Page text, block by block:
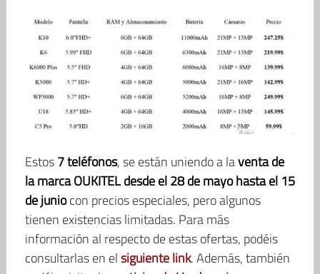
Estos7 teléfonos, se están uniendo a laventa de
la marca OUKITELdesde el 28 de mayo hasta el 15
de juniocon precios especiales, pero algunos
tienen existencias limitadas. Para más
información al respecto de estas ofertas, podéis
consultarlas en elsiguiente link. Además, también